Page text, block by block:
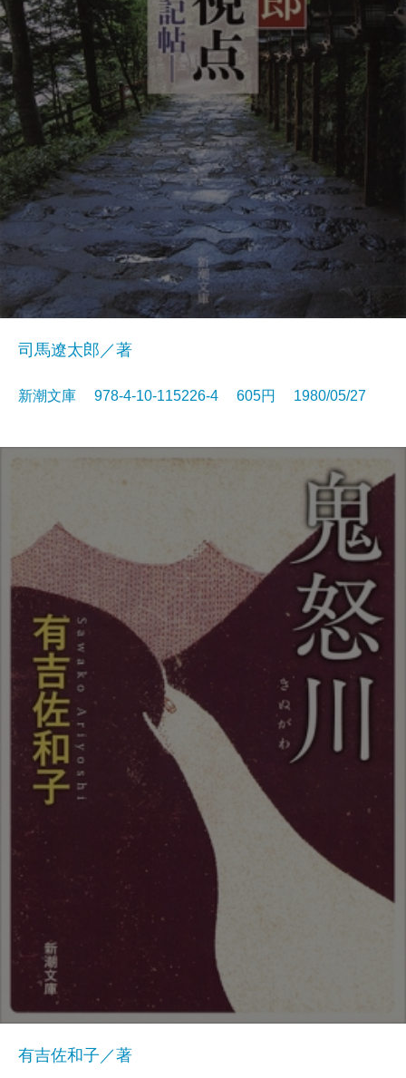
司馬遼太郎／著
新潮文庫 978-4-10-115226-4 605円 1980/05/27
有吉佐和子／著